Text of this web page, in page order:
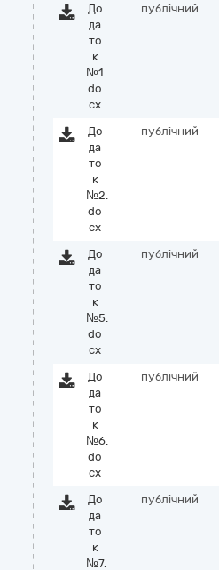
До
да
то
к
№1.
do
cx
публічний
До
да
то
к
№2.
do
cx
публічний
До
да
то
к
№5.
do
cx
публічний
До
да
то
к
№6.
do
cx
публічний
До
да
то
к
№7.
публічний